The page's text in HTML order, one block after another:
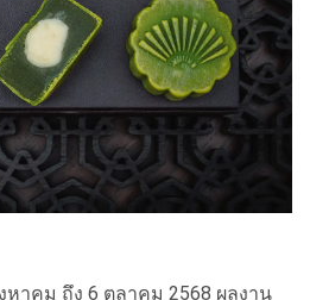
าคม ถึง 6 ตุลาคม 2568 ผลงาน